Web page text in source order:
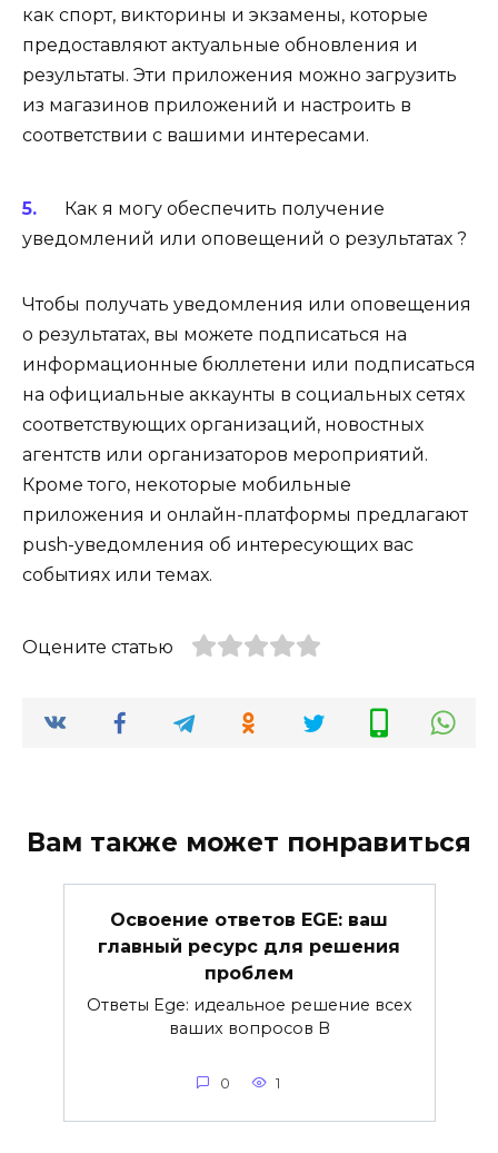
как спорт, викторины и экзамены, которые
предоставляют актуальные обновления и
результаты. Эти приложения можно загрузить
из магазинов приложений и настроить в
соответствии с вашими интересами.
Как я могу обеспечить получение
уведомлений или оповещений о результатах ?
Чтобы получать уведомления или оповещения
о результатах, вы можете подписаться на
информационные бюллетени или подписаться
на официальные аккаунты в социальных сетях
соответствующих организаций, новостных
агентств или организаторов мероприятий.
Кроме того, некоторые мобильные
приложения и онлайн-платформы предлагают
push-уведомления об интересующих вас
событиях или темах.
Оцените статью
Вам также может понравиться
Освоение ответов EGE: ваш
главный ресурс для решения
проблем
Ответы Ege: идеальное решение всех
ваших вопросов В
0 1